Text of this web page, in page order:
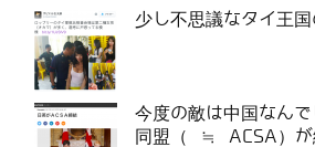
少し不思議なタイ王
今度の敵は中国なん
同盟（ ≒ ACSA）が